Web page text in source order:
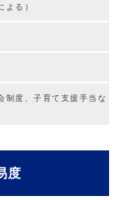
よる）
制度、子育て支援手当な
度